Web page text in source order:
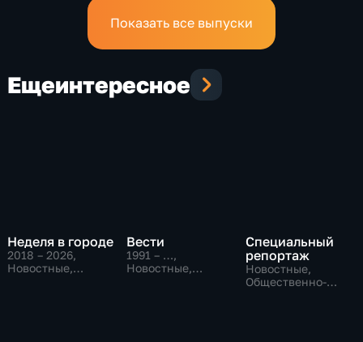
Показать все выпуски
Ещеинтересное
Неделя в городе
2018 – 2026,
Новостные,
Вести
1991 – …,
Новостные,
Специальный
репортаж
Новостные,
Общественно-